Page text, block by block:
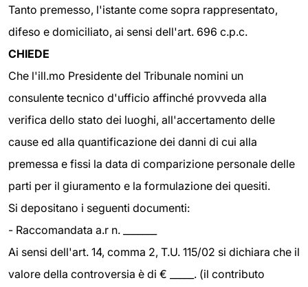
Tanto premesso, l'istante come sopra rappresentato,
difeso e domiciliato, ai sensi dell'art. 696 c.p.c.
CHIEDE
Che l'ill.mo Presidente del Tribunale nomini un
consulente tecnico d'ufficio affinché provveda alla
verifica dello stato dei luoghi, all'accertamento delle
cause ed alla quantificazione dei danni di cui alla
premessa e fissi la data di comparizione personale delle
parti per il giuramento e la formulazione dei quesiti.
Si depositano i seguenti documenti:
- Raccomandata a.r n. _______
Ai sensi dell'art. 14, comma 2, T.U. 115/02 si dichiara che il
valore della controversia è di € _____. (il contributo